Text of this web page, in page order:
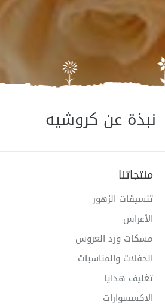
نبذة عن كروشيه
منتجاتنا
تنسيقات الزهور
الأعراس
مسكات ورد العروس
الحفلات والمناسبات
تغليف هدايا
الاكسسوارات